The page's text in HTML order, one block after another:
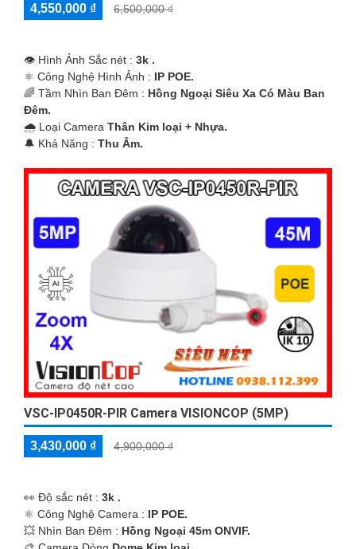
4,550,000 ₫ 6,500,000 ₫
👁 Hình Ảnh Sắc nét : 3k .
⚛️ Công Nghệ Hình Ảnh : IP POE.
🌈 Tầm Nhìn Ban Đêm : Hồng Ngoại Siêu Xa Có Màu Ban
Ðêm.
🌧️ Loại Camera Thân Kim loại + Nhựa.
️🔔 Khả Năng : Thu Âm.
VSC-IP0450R-PIR Camera VISIONCOP (5MP)
3,430,000 ₫ 4,900,000 ₫
️👀 Độ sắc nét : 3k .
⚛️ Công Nghệ Camera : IP POE.
💥 Nhìn Ban Đêm : Hồng Ngoại 45m ONVIF.